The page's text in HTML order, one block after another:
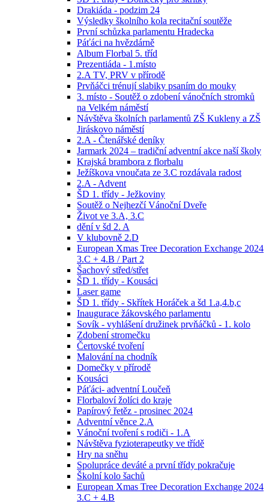
Drakiáda - podzim 24
Výsledky školního kola recitační soutěže
První schůzka parlamentu Hradecka
Páťáci na hvězdárně
Album Florbal 5. tříd
Prezentiáda - 1.místo
2.A TV, PRV v přírodě
Prvňáčci trénují slabiky psaním do mouky
3. místo - Soutěž o zdobení vánočních stromků
na Velkém náměstí
Návštěva školních parlamentů ZŠ Kukleny a ZŠ
Jiráskovo náměstí
2.A - Čtenářské deníky
Jarmark 2024 – tradiční adventní akce naší školy
Krajská brambora z florbalu
Ježíškova vnoučata ze 3.C rozdávala radost
2.A - Advent
ŠD 1. třídy - Ježkoviny
Soutěž o Nejhezčí Vánoční Dveře
Život ve 3.A, 3.C
dění v šd 2. A
V klubovně 2.D
European Xmas Tree Decoration Exchange 2024
3.C + 4.B / Part 2
Šachový střed/střet
ŠD 1. třídy - Kousáci
Laser game
ŠD 1. třídy - Skřítek Horáček a šd 1.a,4.b,c
Inaugurace žákovského parlamentu
Sovík - vyhlášení družinek prvňáčků - 1. kolo
Zdobení stromečku
Čertovské tvoření
Malování na chodník
Domečky v přírodě
Kousáci
Páťáci- adventní Loučeň
Florbaloví žolíci do kraje
Papírový řetěz - prosinec 2024
Adventní věnce 2.A
Vánoční tvoření s rodiči - 1.A
Návštěva fyzioterapeutky ve třídě
Hry na sněhu
Spolupráce deváté a první třídy pokračuje
Školní kolo šachů
European Xmas Tree Decoration Exchange 2024
3.C + 4.B